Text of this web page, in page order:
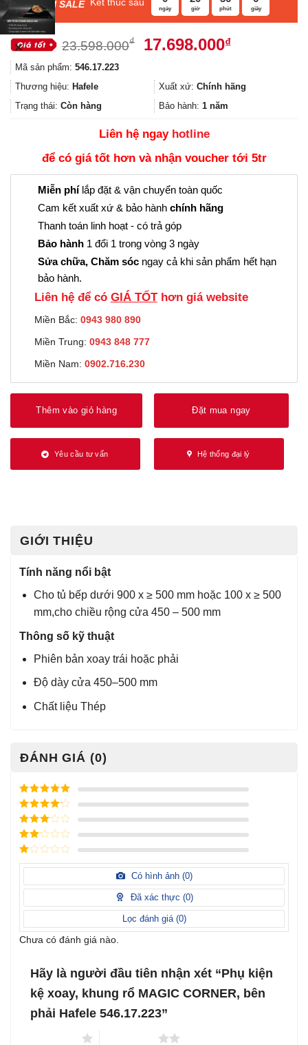
F ASH SALE Kết thúc sau
ngày giờ phút giây
23.598.000₫
Giá
23.598.000₫.
17.698.000₫Giá
là:
Mã sản phẩm: 546.17.223
Thương hiệu: Hafele Xuất xứ: Chính hãng
Trạng thái: Còn hàng Bảo hành: 1 năm
Liên hệ ngay hotline
để có giá tốt hơn và nhận voucher tới 5tr
Miễn phílắp đặt & vận chuyển toàn quốc
Cam kết xuất xứ & bảo hành chính hãng
Thanh toán linh hoạt - có trả góp
Bảo hành 1 đổi 1 trong vòng 3 ngày
Sửa chữa, Chăm sóc ngay cả khi sản phẩm hết hạn
bảo hành.
Liên hệ để có GIÁ TỐThơn giá website
Miền Bắc: 0943 980 890
Miền Trung: 0943 848 777
Miền Nam: 0902.716.230
Thêm vào giỏ hàng Đặt mua ngay
Yêu cầu tư vấn Hệ thống đại lý
GIỚI THIỆU
Tính năng nổi bật
Cho tủ bếp dưới 900 x ≥ 500 mm hoặc 100 x ≥ 500
mm,cho chiều rộng cửa 450 – 500 mm
Thông số kỹ thuật
Phiên bản xoay trái hoặc phải
Độ dày cửa 450–500 mm
Chất liệu Thép
ĐÁNH GIÁ (0)
Được xếp
hạng
5
5
sao
Được xếp
hạng
4
5
sao
Được
xếp
hạng3
5 sao
Được
hạng
sao
Được
hạng
sao
Có hình ảnh (0)
Đã xác thực (0)
Lọc đánh giá (0)
Chưa có đánh giá nào.
Hãy là người đầu tiên nhận xét “Phụ kiện
kệ xoay, khung rổ MAGIC CORNER, bên
phải Hafele 546.17.223”
✕